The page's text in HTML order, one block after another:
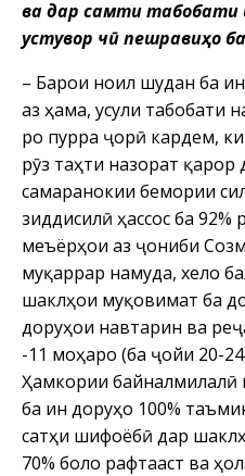
ва дар самти табобати
устувор чӣ пешравиҳо
– Барои ноил шудан ба
аз ҳама, усули табобати
ро пурра ҷорӣ кардем,
рӯз таҳти назорат
самаранокии бемории
зиддисилӣ ҳассос ба 92%
меъёрҳои аз ҷониби
муқаррар намуда, хело
шаклҳои муқовимат ба
доруҳои навтарин ва
-11 моҳаро (ба ҷойи 20-
Ҳамкории байналмилалӣ
ба ин доруҳо 100%
сатҳи шифоёбӣ дар
70% боло рафтааст ва